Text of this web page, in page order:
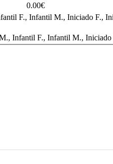
0.00€
F., Infantil M., Iniciado F.,
Infantil F., Infantil M.,